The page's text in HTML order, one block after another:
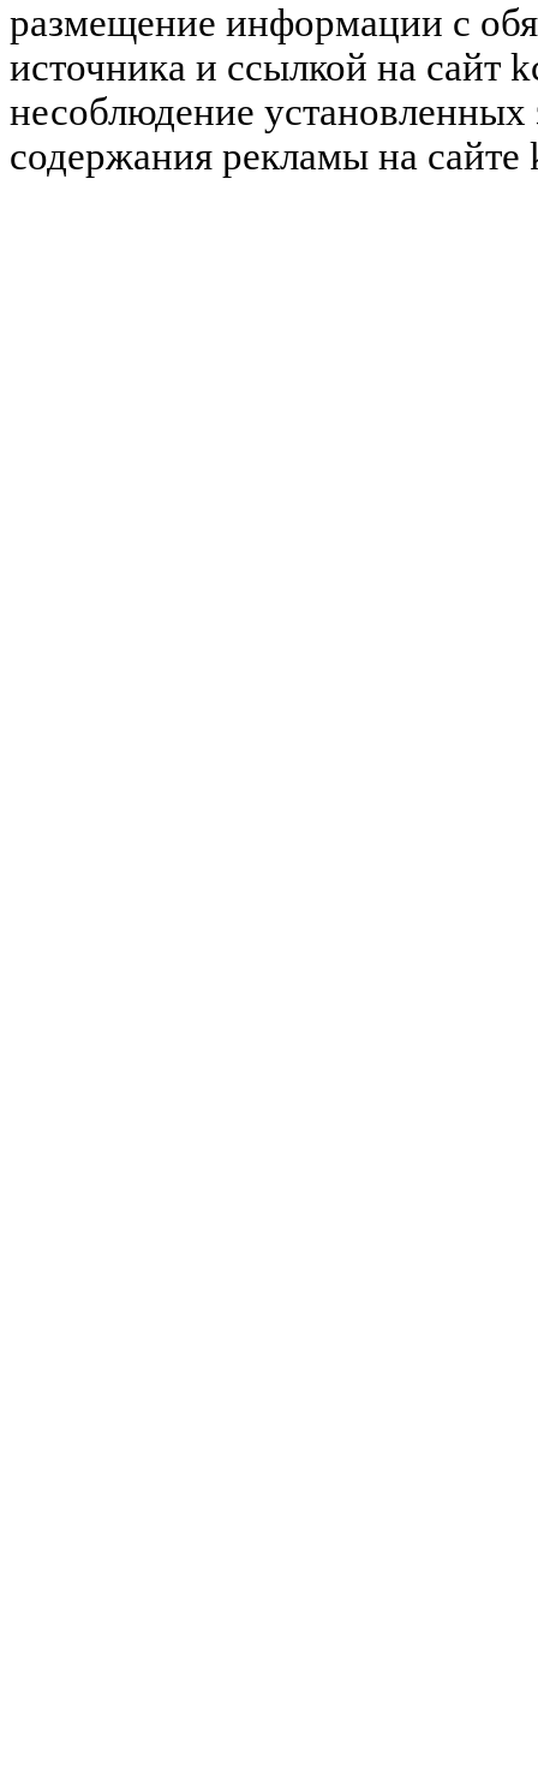
размещение информации с
источника и ссылкой на сайт
несоблюдение установленных
содержания рекламы на сайте